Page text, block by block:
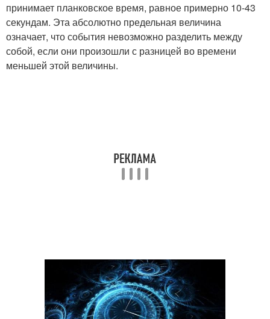
принимает планковское время, равное примерно 10-43
секундам. Эта абсолютно предельная величина
означает, что события невозможно разделить между
собой, если они произошли с разницей во времени
меньшей этой величины.